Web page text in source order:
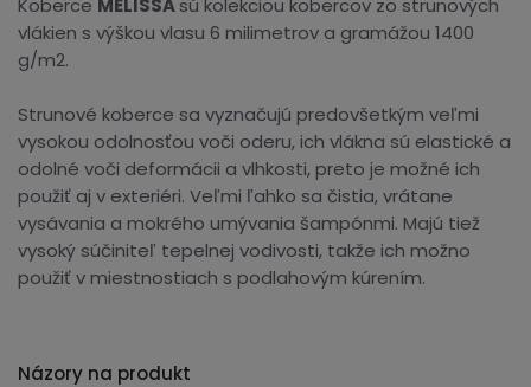
Koberce MELISSAsú kolekciou kobercov zo strunových
vlákien s výškou vlasu 6 milimetrov a gramážou 1400
g/m2.
Strunové koberce sa vyznačujú predovšetkým veľmi
vysokou odolnosťou voči oderu, ich vlákna sú elastické a
odolné voči deformácii a vlhkosti, preto je možné ich
použiť aj v exteriéri. Veľmi ľahko sa čistia, vrátane
vysávania a mokrého umývania šampónmi. Majú tiež
vysoký súčiniteľ tepelnej vodivosti, takže ich možno
použiť v miestnostiach s podlahovým kúrením.
Názory na produkt